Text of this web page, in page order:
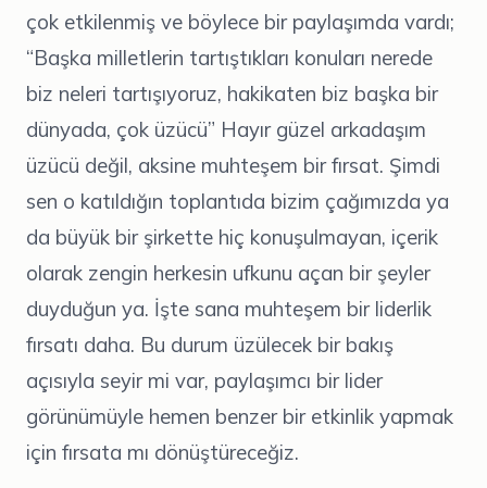
çok etkilenmiş ve böylece bir paylaşımda vardı;
“Başka milletlerin tartıştıkları konuları nerede
biz neleri tartışıyoruz, hakikaten biz başka bir
dünyada, çok üzücü” Hayır güzel arkadaşım
üzücü değil, aksine muhteşem bir fırsat. Şimdi
sen o katıldığın toplantıda bizim çağımızda ya
da büyük bir şirkette hiç konuşulmayan, içerik
olarak zengin herkesin ufkunu açan bir şeyler
duyduğun ya. İşte sana muhteşem bir liderlik
fırsatı daha. Bu durum üzülecek bir bakış
açısıyla seyir mi var, paylaşımcı bir lider
görünümüyle hemen benzer bir etkinlik yapmak
için fırsata mı dönüştüreceğiz.